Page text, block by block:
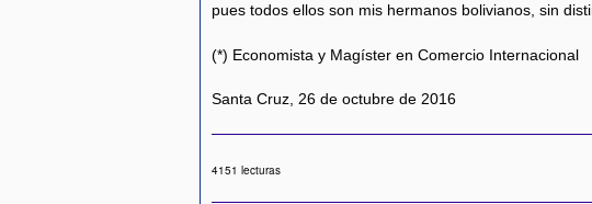
pues todos ellos son mis hermanos bolivianos, sin
(*) Economista y Magíster en Comercio Internacional
Santa Cruz, 26 de octubre de 2016
4151 lecturas